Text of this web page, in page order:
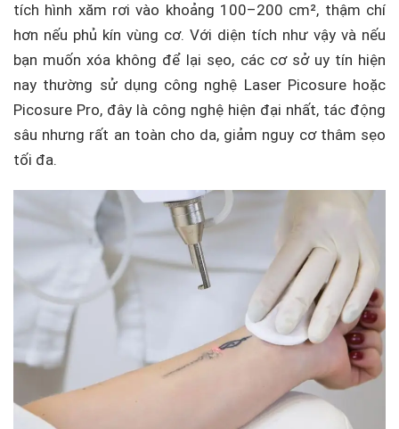
tích hình xăm rơi vào khoảng 100–200 cm², thậm chí
hơn nếu phủ kín vùng cơ. Với diện tích như vậy và nếu
bạn muốn xóa không để lại sẹo, các cơ sở uy tín hiện
nay thường sử dụng công nghệ Laser Picosure hoặc
Picosure Pro, đây là công nghệ hiện đại nhất, tác động
sâu nhưng rất an toàn cho da, giảm nguy cơ thâm sẹo
tối đa.